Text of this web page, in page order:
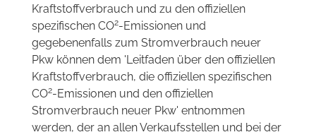
Kraftstoffverbrauch und zu den offiziellen
spezifischen CO2-Emissionen und
gegebenenfalls zum Stromverbrauch neuer
Pkw können dem 'Leitfaden über den offiziellen
Kraftstoffverbrauch, die offiziellen spezifischen
CO2-Emissionen und den offiziellen
Stromverbrauch neuer Pkw' entnommen
werden, der an allen Verkaufsstellen und bei der